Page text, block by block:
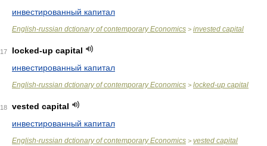
инвестированный капитал
English-russian dctionary of contemporary Economics > invested capital
17
locked-up capital
инвестированный капитал
English-russian dctionary of contemporary Economics > locked-up capital
18
vested capital
инвестированный капитал
English-russian dctionary of contemporary Economics > vested capital